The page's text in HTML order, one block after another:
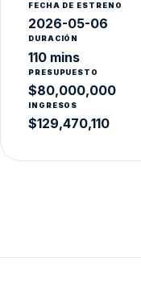
FECHA DE ESTRENO
2026-05-06
DURACIÓN
110 mins
PRESUPUESTO
$80,000,000
INGRESOS
$129,470,110